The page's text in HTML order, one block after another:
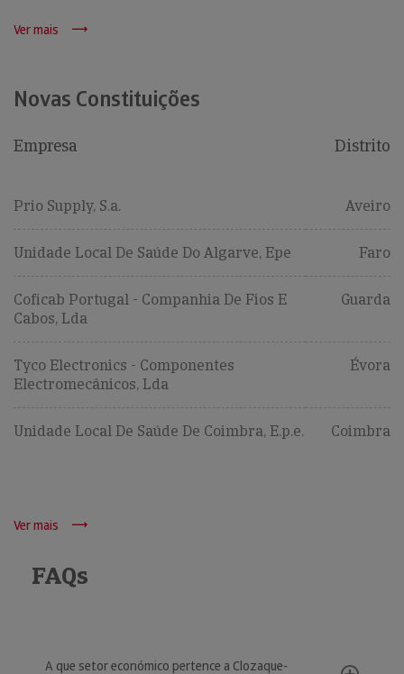
Ver mais
Novas Constituições
Empresa Distrito
Prio Supply, S.a. Aveiro
Unidade Local De Saúde Do Algarve, Epe Faro
Coficab Portugal - Companhia De Fios E
Cabos, Lda
Guarda
Tyco Electronics - Componentes
Electromecânicos, Lda
Évora
Unidade Local De Saúde De Coimbra, E.p.e. Coimbra
Ver mais
FAQs
A que setor económico pertence a Clozaque-